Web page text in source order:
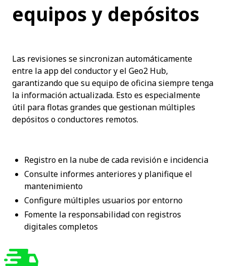
equipos y depósitos
Las revisiones se sincronizan automáticamente
entre la app del conductor y el Geo2 Hub,
garantizando que su equipo de oficina siempre tenga
la información actualizada. Esto es especialmente
útil para flotas grandes que gestionan múltiples
depósitos o conductores remotos.
Registro en la nube de cada revisión e incidencia
Consulte informes anteriores y planifique el
mantenimiento
Configure múltiples usuarios por entorno
Fomente la responsabilidad con registros
digitales completos